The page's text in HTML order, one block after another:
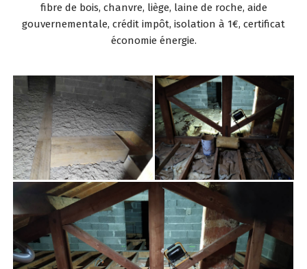
fibre de bois, chanvre, liège, laine de roche, aide
gouvernementale, crédit impôt, isolation à 1€, certificat
économie énergie.